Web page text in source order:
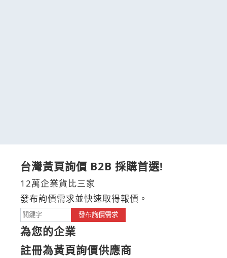
台灣黃頁詢價 B2B 採購首選!
12萬企業貨比三家
發布詢價需求並快速取得報價。
發布詢價需求
為您的企業
註冊為黃頁詢價供應商